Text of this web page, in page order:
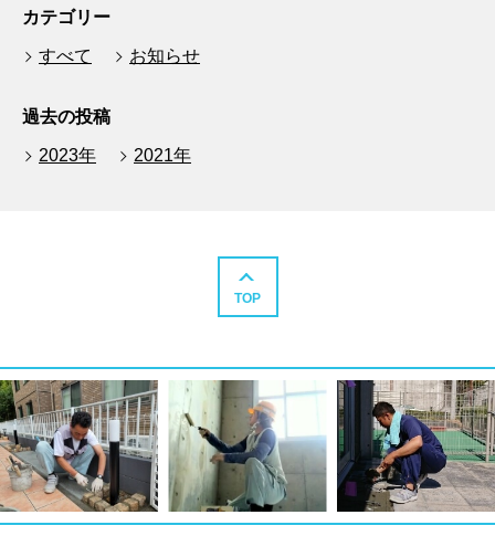
カテゴリー
すべて お知らせ
過去の投稿
2023年 2021年
TOP